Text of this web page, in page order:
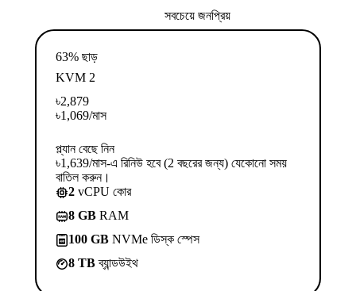
সবচেয়ে জনপ্রিয়
63% ছাড়
KVM 2
৳2,879
৳1,069/মাস
প্ল্যান বেছে নিন
৳1,639/মাস-এ রিনিউ হবে (2 বছরের জন্য) যেকোনো সময়
বাতিল করুন।
2 vCPU কোর
8 GB RAM
100 GB NVMe ডিস্ক স্পেস
8 TBব্যান্ডউইথ